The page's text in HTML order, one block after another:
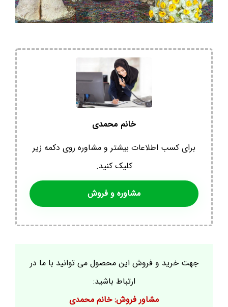
خانم محمدی
برای کسب اطلاعات بیشتر و مشاوره روی دکمه زیر
کلیک کنید.
مشاوره و فروش
جهت خرید و فروش این محصول می توانید با ما در
ارتباط باشید:
مشاور فروش: خانم محمدی